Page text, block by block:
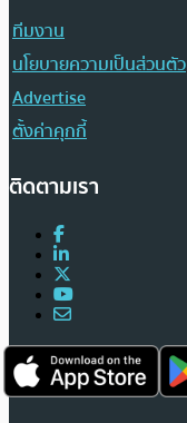
ทีมงาน
นโยบายความเป็นส่วนตัว
Advertise
ตั้งค่าคุกกี้
ติดตามเรา